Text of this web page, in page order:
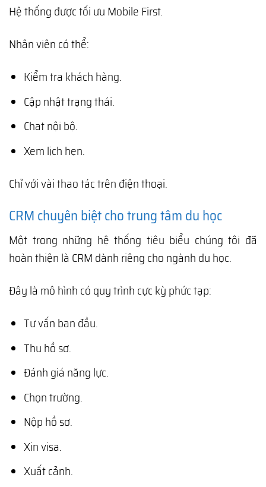
Hệ thống được tối ưu Mobile First.
Nhân viên có thể:
Kiểm tra khách hàng.
Cập nhật trạng thái.
Chat nội bộ.
Xem lịch hẹn.
Chỉ với vài thao tác trên điện thoại.
CRM chuyên biệt cho trung tâm du học
Một trong những hệ thống tiêu biểu chúng tôi đã
hoàn thiện là CRM dành riêng cho ngành du học.
Đây là mô hình có quy trình cực kỳ phức tạp:
Tư vấn ban đầu.
Thu hồ sơ.
Đánh giá năng lực.
Chọn trường.
Nộp hồ sơ.
Xin visa.
Xuất cảnh.